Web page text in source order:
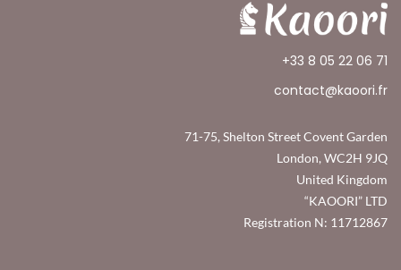
+33 8 05 22 06 71
contact@kaoori.fr
71-75, Shelton Street Covent Garden
London, WC2H 9JQ
United Kingdom
“KAOORI” LTD
Registration N: 11712867